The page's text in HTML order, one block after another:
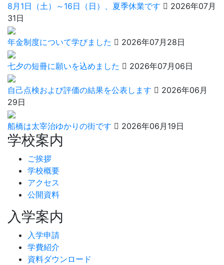
8月1日（土）～16日（日）、夏季休業です
2026年07月
31日
年金制度について学びました 2026年07月28日
七夕の短冊に願いを込めました 2026年07月06日
自己点検および評価の結果を公表します
2026年06月
29日
船橋は太宰治ゆかりの街です 2026年06月19日
学校案内
ご挨拶
学校概要
アクセス
公開資料
入学案内
入学申請
学費紹介
資料ダウンロード